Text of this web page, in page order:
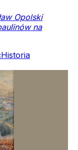
Opolski
na
Historia